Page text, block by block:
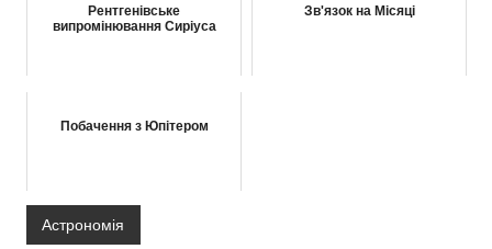
Рентгенівське
випромінювання Сиріуса
Зв'язок на Місяці
Побачення з Юпітером
Астрономія